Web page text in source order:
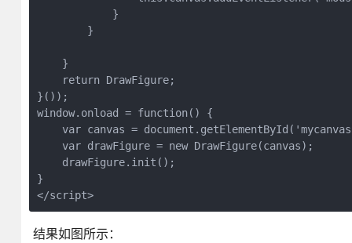
            }
        }
    }
    return DrawFigure;
}());
window.onload = function() {
var canvas =
    var drawFigure = new DrawFigure(canvas);
    drawFigure.init();
}
</script>
结果如图所示：